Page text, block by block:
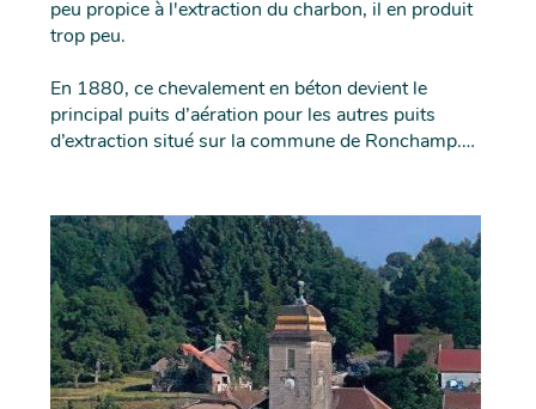
peu propice à l'extraction du charbon, il en produit
trop peu.
En 1880, ce chevalement en béton devient le
principal puits d’aération pour les autres puits
d’extraction situé sur la commune de Ronchamp.
cesser complètement. En 1921, l’utilisation du
Puits du Chanois, non loin, relance l’activité du
Puits Sainte-Marie. Le chevalement est alors
reconstruit en béton en 1924.